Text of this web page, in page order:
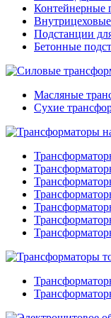
Подстанции
Бетонные
Масляные
Сухие